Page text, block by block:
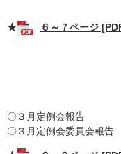
★ ６～７ページ
〇３月定例会報告
〇３月定例会委員会報告